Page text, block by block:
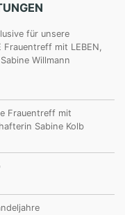
für unsere
Frauentreff mit LEBEN,
Willmann
Frauentreff mit
Sabine Kolb